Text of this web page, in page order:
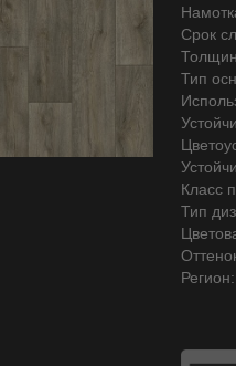
Срок
Тип
Класс
Тип
Регион: